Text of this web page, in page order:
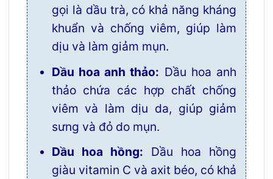
gọi là dầu trà, có khả năng kháng
khuẩn và chống viêm, giúp làm
dịu và làm giảm mụn.
Dầu hoa anh thảo: Dầu hoa anh
thảo chứa các hợp chất chống
viêm và làm dịu da, giúp giảm
sưng và đỏ do mụn.
Dầu hoa hồng: Dầu hoa hồng
giàu vitamin C và axit béo, có khả